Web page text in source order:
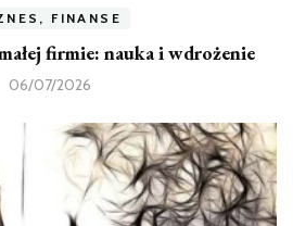
FINANSE
firmie: nauka i wdrożenie
06/07/2026